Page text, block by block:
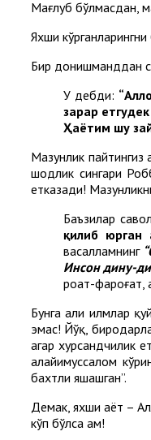
Мағлуб бўлмасдан,
Яхши
Бир донишманддан
У дебди:
зарар
Ҳаётим шу
Маҳзунлик
шодлик сингари
етказади!
Баъзилар
қилиб юрган
васалламнинг
Инсон дину-
роҳат-
Бунга аҳли илмлар
эмас! Йўқ,
агар хурсандчилик
алайҳимуссалом
бахтли яшашган”.
Демак, яхши ҳаёт –
кўп бўлса ҳам!